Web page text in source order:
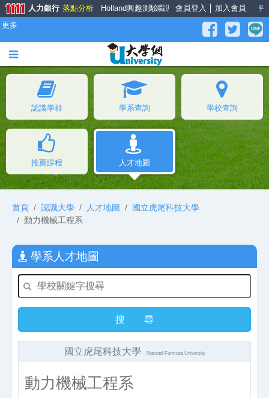
會員登入 加入會員
人力銀行 落點分析 Holland興趣測驗職涯大師 面試經驗談薪資公秤
更多
認識學群 學系查詢 學校查詢
推薦課程 人才地圖
首頁 認識大學 人才地圖
國立虎尾科技大學
動力機械工程系
學系人才地圖
國立虎尾科技大學 National Formosa University
動力機械工程系